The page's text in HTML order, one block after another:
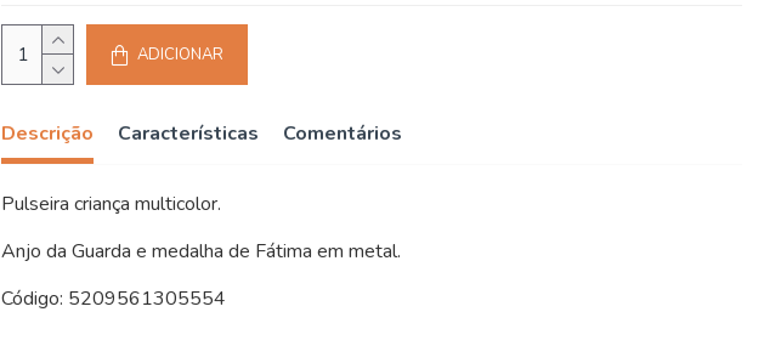
ADICIONAR
Descrição Características Comentários
Pulseira criança multicolor.
Anjo da Guarda e medalha de Fátima em metal.
Código: 5209561305554